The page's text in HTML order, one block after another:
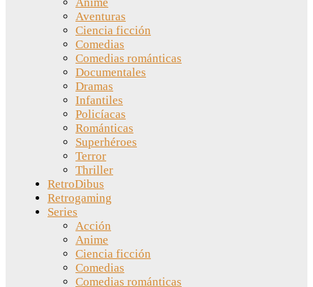
Anime
Aventuras
Ciencia ficción
Comedias
Comedias románticas
Documentales
Dramas
Infantiles
Policíacas
Románticas
Superhéroes
Terror
Thriller
RetroDibus
Retrogaming
Series
Acción
Anime
Ciencia ficción
Comedias
Comedias románticas